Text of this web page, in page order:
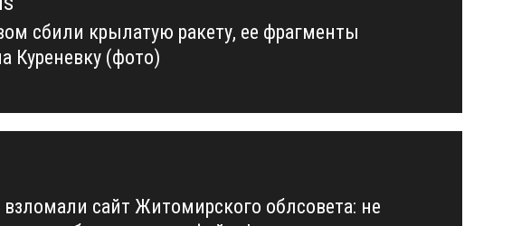
сбили крылатую ракету, ее фрагменты
Куреневку (фото)
сайт Житомирского облсовета: не